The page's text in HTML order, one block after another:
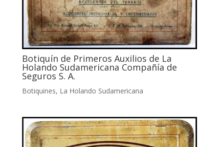
Botiquín de Primeros Auxilios de La
Holando Sudamericana Compañía de
Seguros S. A.
Botiquines, La Holando Sudamericana